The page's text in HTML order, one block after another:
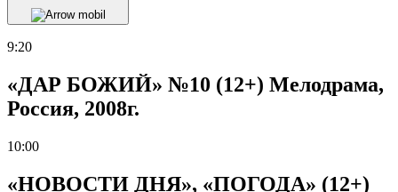
9:20
«ДАР БОЖИЙ» №10 (12+) Мелодрама,
Россия, 2008г.
10:00
«НОВОСТИ ДНЯ», «ПОГОДА» (12+)